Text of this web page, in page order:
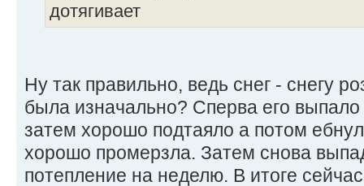
дотягивает
Ну так правильно, ведь снег - снегу
была изначально? Сперва его
затем хорошо подтаяло а потом
хорошо промерзла. Затем снова
потепление на неделю. В итоге